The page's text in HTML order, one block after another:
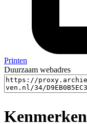
Printen
Duurzaam webadres
Kenmerken